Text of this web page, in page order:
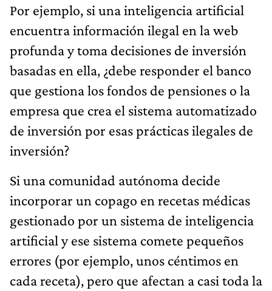
Por ejemplo, si una inteligencia artificial
encuentra información ilegal en la web
profunda y toma decisiones de inversión
basadas en ella, ¿debe responder el banco
que gestiona los fondos de pensiones o la
empresa que crea el sistema automatizado
de inversión por esas prácticas ilegales de
inversión?
Si una comunidad autónoma decide
incorporar un copago en recetas médicas
gestionado por un sistema de inteligencia
artificial y ese sistema comete pequeños
errores (por ejemplo, unos céntimos en
cada receta), pero que afectan a casi toda la